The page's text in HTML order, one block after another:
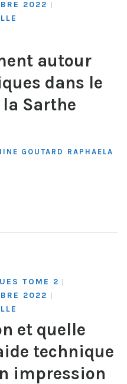
2022
autour
dans le
Sarthe
GOUTARD
RAPHAELA
TOME 2 |
2022 |
et quelle
technique
impression